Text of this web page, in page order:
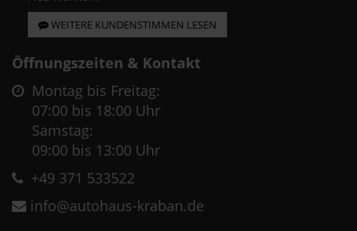
WEITERE KUNDENSTIMMEN LESEN
Öffnungszeiten & Kontakt
Montag bis Freitag:
07:00 bis 18:00 Uhr
Samstag:
09:00 bis 13:00 Uhr
+49 371 533522
info@autohaus-kraban.de